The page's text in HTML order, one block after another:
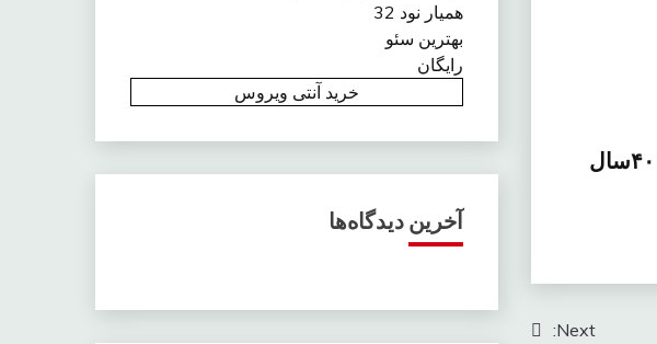
کلانتری: دامنه کوه دماوند ۴۰۰سال
Next:
همیار نود 32
بهترین سئو
رایگان
خرید آنتی ویروس
آخرین دیدگاه‌ها